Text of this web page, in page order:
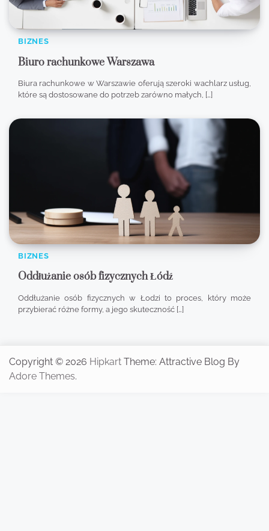
BIZNES
Biuro rachunkowe Warszawa
Biura rachunkowe w Warszawie oferują szeroki wachlarz usług,
które są dostosowane do potrzeb zarówno małych, […]
BIZNES
Oddłużanie osób fizycznych Łódź
Oddłużanie osób fizycznych w Łodzi to proces, który może
przybierać różne formy, a jego skuteczność […]
Copyright © 2026 Hipkart Theme: Attractive Blog By
Adore Themes.